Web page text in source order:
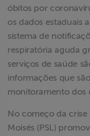
óbitos por
os dados estaduais
sistema de
respiratória aguda
serviços de saúde
informações que
monitoramento dos
No começo da
Moisés (PSL)